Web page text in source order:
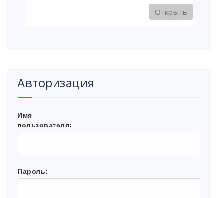
Открыть
Авторизация
Имя
пользователя:
Пароль: